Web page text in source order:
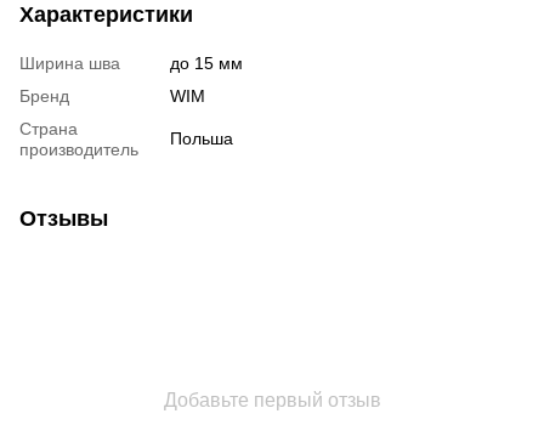
Характеристики
Ширина шва
до 15 мм
Бренд
WIM
Страна
производитель
Польша
Отзывы
Добавьте первый отзыв